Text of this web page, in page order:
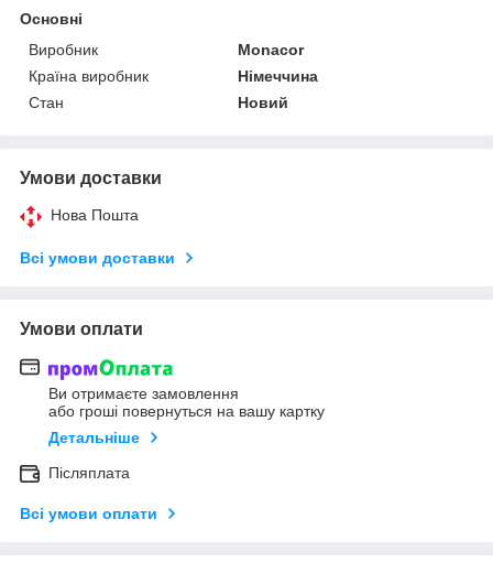
Основні
Виробник
Monacor
Країна виробник
Німеччина
Стан
Новий
Умови доставки
Нова Пошта
Всі умови доставки
Умови оплати
Ви отримаєте замовлення
або гроші повернуться на вашу картку
Детальніше
Післяплата
Всі умови оплати